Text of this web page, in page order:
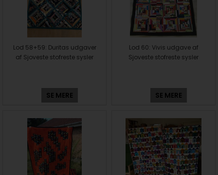
Lod 58+59: Duritas udgaver
af Sjoveste stofreste sysler
SE MERE
Lod 60: Vivis udgave af
Sjoveste stofreste sysler
SE MERE